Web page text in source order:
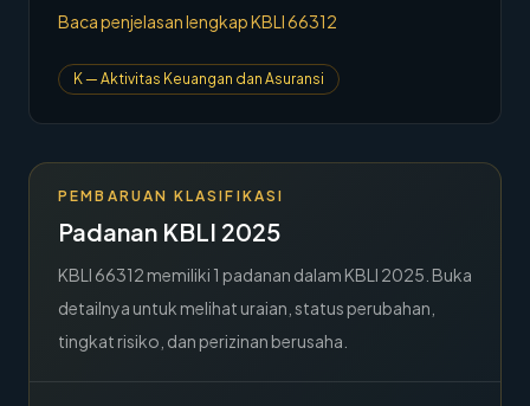
Hubungi Kami→
Member Area
Baca penjelasan lengkap KBLI66312
K— Aktivitas Keuangan dan Asuransi
PEMBARUAN KLASIFIKASI
Padanan KBLI 2025
KBLI 66312 memiliki 1 padanan dalam KBLI 2025. Buka
detailnya untuk melihat uraian, status perubahan,
tingkat risiko, dan perizinan berusaha.